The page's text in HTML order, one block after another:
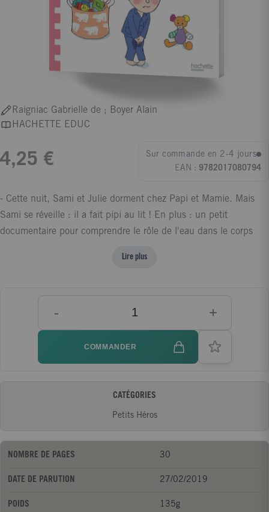
Raigniac Gabrielle de ; Boyer Alain
HACHETTE EDUC
4,25 €
Sur commande en 2-4 jours
EAN : 9782017080794
- Cette nuit, Sami et Julie dorment chez Papi et Mamie. Mais
Sami se réveille : il a fait pipi au lit ! En plus : un petit
documentaire pour comprendre le rôle de l'eau dans le corps
Lire plus
- +
COMMANDER
CATÉGORIES
Petits Héros
NOMBRE DE PAGES 30
DATE DE PARUTION 27/02/2019
POIDS 135g